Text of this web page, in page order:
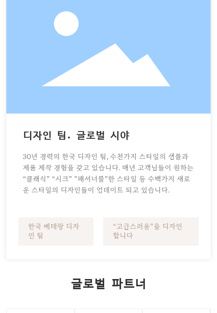
디자인 팀. 글로벌 시야
30년 경력의 한국 디자인 팀, 수천가지 스타일의 샘플과
제품 제작 경험을 갖고 있습니다. 매년 고객님들이 원하는
“클래식” “시크” ”패셔너블”한 스타일 등 수백가지 새로
운 스타일의 디자인들이 업데이트 되고 있습니다.
한국 베테랑 디자
인 팀
“고급스러움”을 디자인
합니다
글로벌 파트너